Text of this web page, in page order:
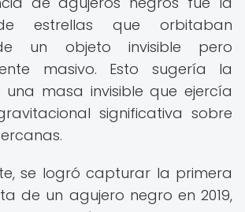
estrellas que orbitaban
un objeto invisible pero
masivo. Esto sugería la
una masa invisible que ejercía
significativa sobre
se logró capturar la primera
de un agujero negro en 2019,